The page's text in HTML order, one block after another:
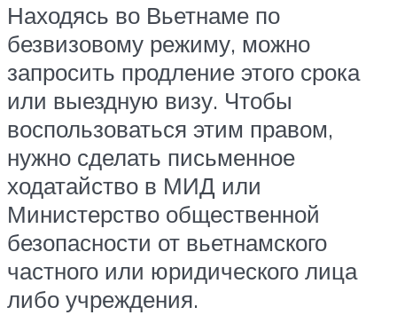
Находясь во Вьетнаме по
безвизовому режиму, можно
запросить продление этого срока
или выездную визу. Чтобы
воспользоваться этим правом,
нужно сделать письменное
ходатайство в МИД или
Министерство общественной
безопасности от вьетнамского
частного или юридического лица
либо учреждения.